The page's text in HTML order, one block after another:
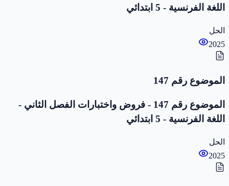
اللغة الفرنسية - 5 ابتدائي
الحل
2025
الموضوع رقم 147
الموضوع رقم 147 - فروض واختبارات الفصل الثاني -
اللغة الفرنسية - 5 ابتدائي
الحل
2025